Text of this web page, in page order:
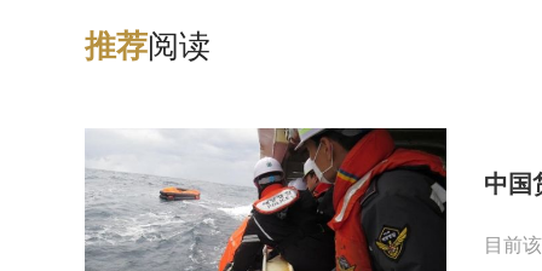
推荐阅读
中国
目前